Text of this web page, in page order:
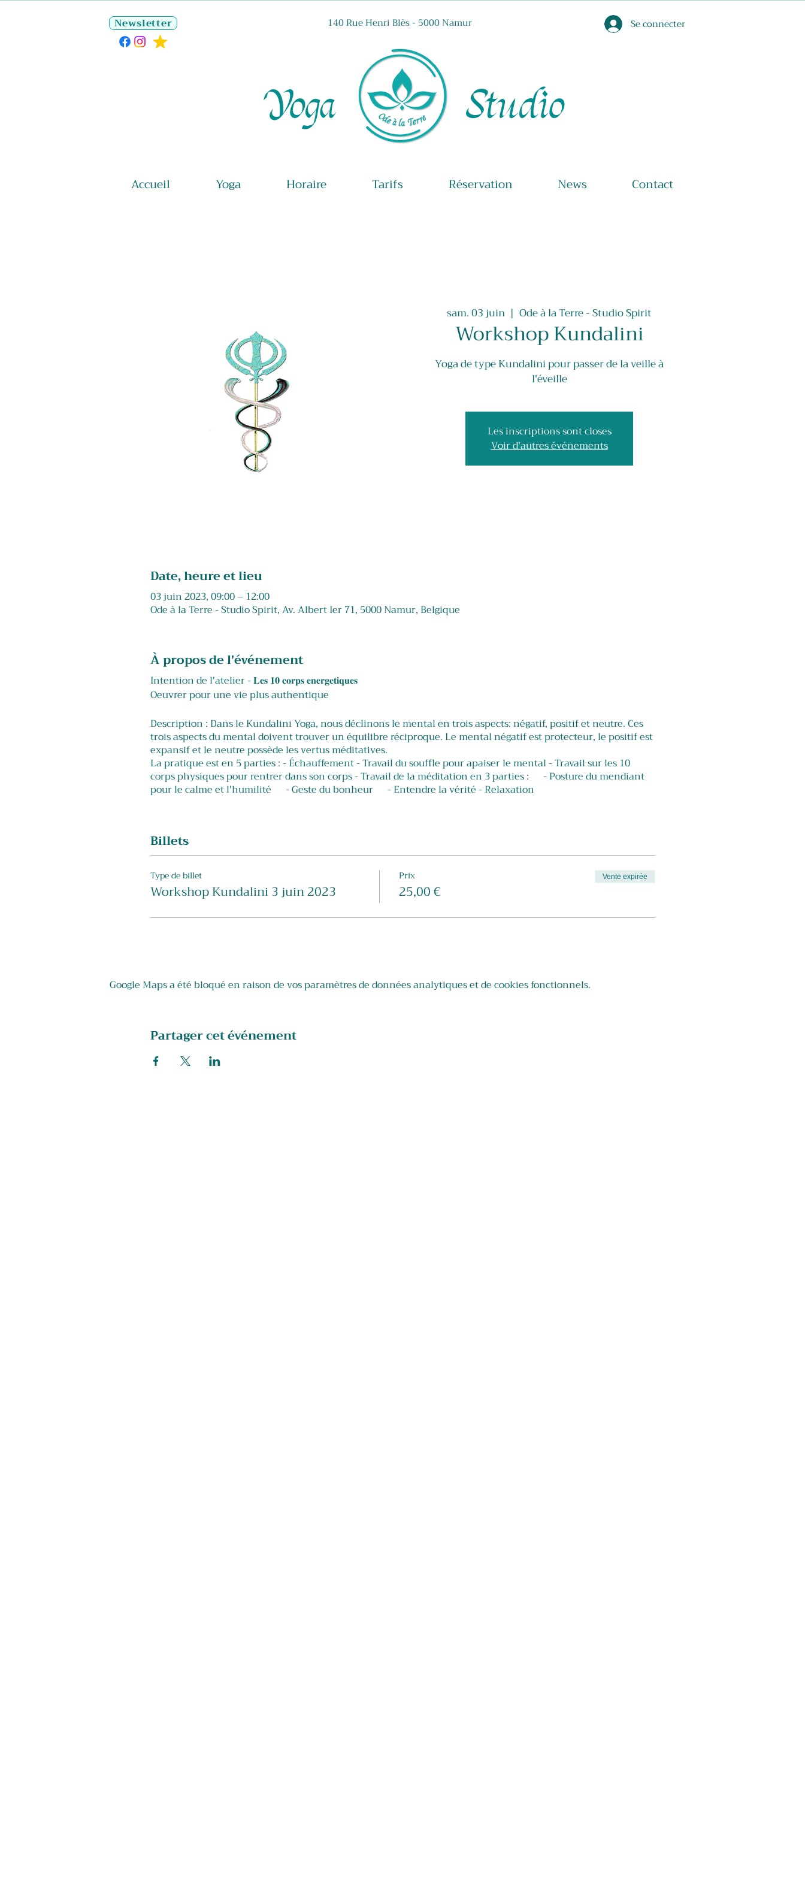
Newsletter 140 Rue Henri Blès - 5000 Namur Se connecter
Yoga Studio
Accueil Yoga Horaire Tarifs Réservation News Contact
sam. 03 juin
  |
Ode à la Terre - Studio Spirit
Workshop Kundalini
Yoga de type Kundalini pour passer de la veille à
l'éveille
Les inscriptions sont closes
Voir d'autres événements
Date, heure et lieu
03 juin 2023, 09:00 – 12:00
Ode à la Terre - Studio Spirit, Av. Albert Ier 71, 5000 Namur, Belgique
À propos de l'événement
Intention de l'atelier - 𝐋𝐞𝐬 𝟏𝟎 𝐜𝐨𝐫𝐩𝐬 𝐞𝐧𝐞𝐫𝐠𝐞𝐭𝐢𝐪𝐮𝐞𝐬
Oeuvrer pour une vie plus authentique
Description : Dans le Kundalini Yoga, nous déclinons le mental en trois aspects: négatif, positif et neutre. Ces
trois aspects du mental doivent trouver un équilibre réciproque. Le mental négatif est protecteur, le positif est
expansif et le neutre possède les vertus méditatives.
La pratique est en 5 parties : - Échauffement - Travail du souffle pour apaiser le mental - Travail sur les 10
corps physiques pour rentrer dans son corps - Travail de la méditation en 3 parties : - Posture du mendiant
pour le calme et l'humilité - Geste du bonheur - Entendre la vérité - Relaxation
𝐑𝐞𝐬𝐞𝐫𝐯𝐚𝐭𝐢𝐨𝐧 𝐨𝐛𝐥𝐢𝐠𝐚𝐭𝐨𝐢𝐫𝐞 (6 personnes maximum) au 0477 52 02 67
Sat Nam, Emmanuel.
Billets
Type de billet
Workshop Kundalini 3 juin 2023
Prix
25,00 €
Vente expirée
Google Maps a été bloqué en raison de vos paramètres de données analytiques et de cookies fonctionnels.
Partager cet événement